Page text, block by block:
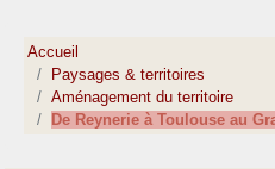
Accueil
Paysages & territoires
Aménagement du territoire
De Reynerie à Toulouse au